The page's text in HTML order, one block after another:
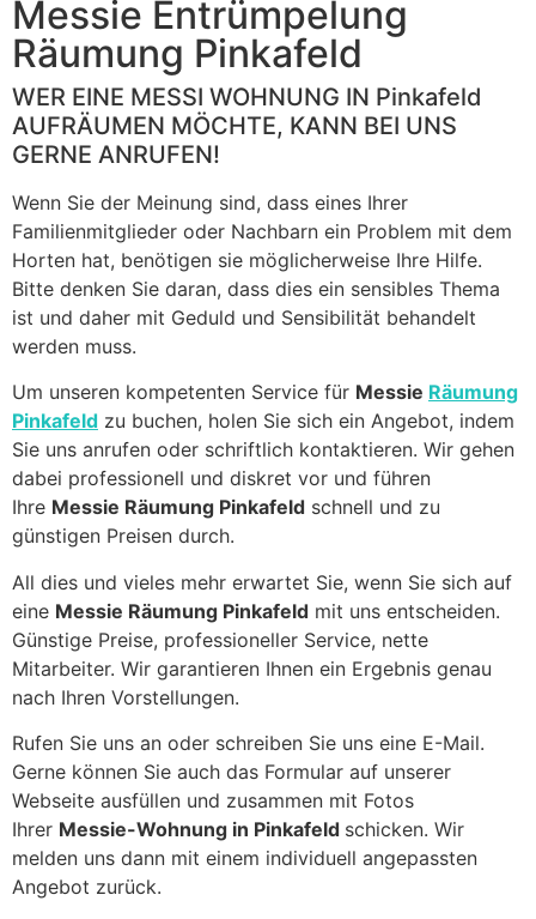
Messie Entrümpelung
Räumung Pinkafeld
WER EINE MESSI WOHNUNG IN Pinkafeld
AUFRÄUMEN MÖCHTE, KANN BEI UNS
GERNE ANRUFEN!
Wenn Sie der Meinung sind, dass eines Ihrer
Familienmitglieder oder Nachbarn ein Problem mit dem
Horten hat, benötigen sie möglicherweise Ihre Hilfe.
Bitte denken Sie daran, dass dies ein sensibles Thema
ist und daher mit Geduld und Sensibilität behandelt
werden muss.
Um unseren kompetenten Service für Messie Räumung
Pinkafeld zu buchen, holen Sie sich ein Angebot, indem
Sie uns anrufen oder schriftlich kontaktieren. Wir gehen
dabei professionell und diskret vor und führen
Ihre Messie Räumung Pinkafeld schnell und zu
günstigen Preisen durch.
All dies und vieles mehr erwartet Sie, wenn Sie sich auf
eine Messie Räumung Pinkafeld mit uns entscheiden.
Günstige Preise, professioneller Service, nette
Mitarbeiter. Wir garantieren Ihnen ein Ergebnis genau
nach Ihren Vorstellungen.
Rufen Sie uns an oder schreiben Sie uns eine E-Mail.
Gerne können Sie auch das Formular auf unserer
Webseite ausfüllen und zusammen mit Fotos
Ihrer Messie-Wohnung in Pinkafeld schicken. Wir
melden uns dann mit einem individuell angepassten
Angebot zurück.